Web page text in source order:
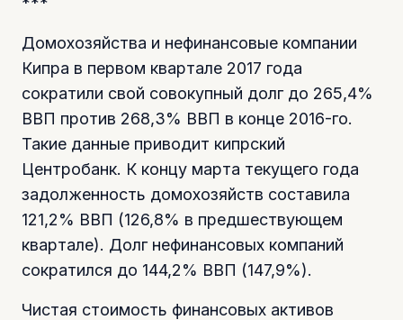
Домохозяйства и нефинансовые компании
Кипра в первом квартале 2017 года
сократили свой совокупный долг до 265,4%
ВВП против 268,3% ВВП в конце 2016-го.
Такие данные приводит кипрский
Центробанк. К концу марта текущего года
задолженность домохозяйств составила
121,2% ВВП (126,8% в предшествующем
квартале). Долг нефинансовых компаний
сократился до 144,2% ВВП (147,9%).
Чистая стоимость финансовых активов